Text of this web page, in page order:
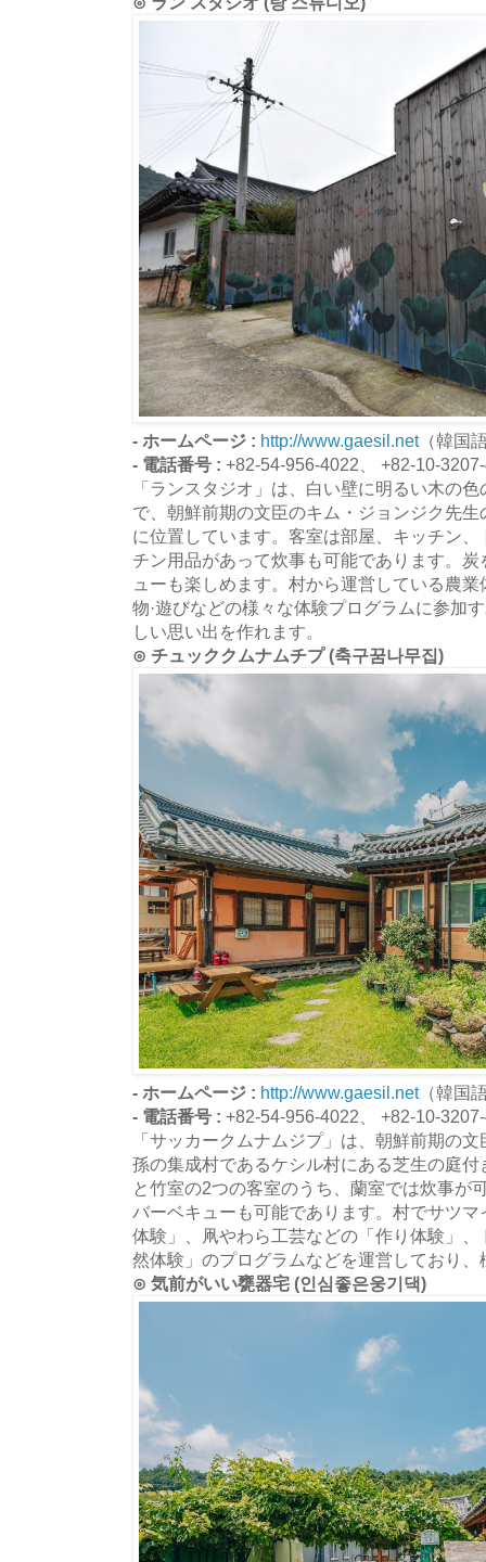
- ホームページ : http://www.gaesil.net（韓国
- 電話番号 : +82-54-956-4022、 +82-10-
「ランスタジオ」は、白い壁に明るい木の
で、朝鮮前期の文臣のキム・ジョンジク先
に位置しています。客室は部屋、キッチン
チン用品があって炊事も可能であります。
ューも楽しめます。村から運営している農
物·遊びなどの様々な体験プログラムに参加
しい思い出を作れます。
⊙ チュッククムナムチプ (축구꿈나무집)
- ホームページ : http://www.gaesil.net（韓国
- 電話番号 : +82-54-956-4022、 +82-10-
「サッカークムナムジプ」は、朝鮮前期の
孫の集成村であるケシル村にある芝生の庭
と竹室の2つの客室のうち、蘭室では炊事が
バーベキューも可能であります。村でサツ
体験」、凧やわら工芸などの「作り体験」
然体験」のプログラムなどを運営しており
⊙ 気前がいい甕器宅 (인심좋은웅기댁)